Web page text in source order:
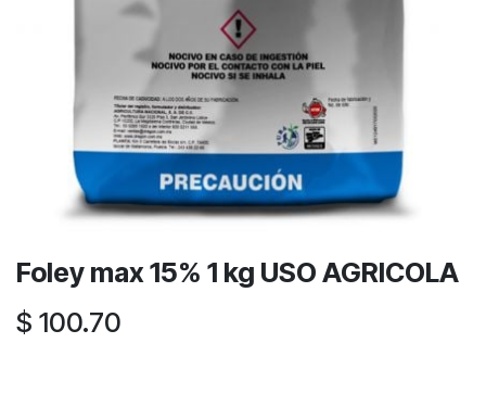
Foley max 15% 1 kg USO AGRICOLA
$ 100.70